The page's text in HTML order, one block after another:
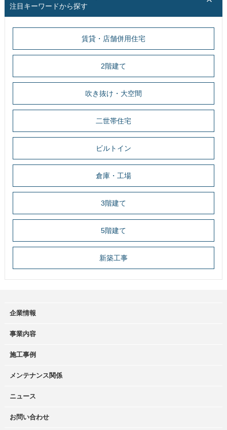
注目キーワードから探す
賃貸・店舗併用住宅
2階建て
吹き抜け・大空間
二世帯住宅
ビルトイン
倉庫・工場
3階建て
5階建て
新築工事
企業情報
事業内容
施工事例
メンテナンス関係
ニュース
お問い合わせ